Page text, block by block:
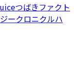
つばきファクト
ークロニクルハ